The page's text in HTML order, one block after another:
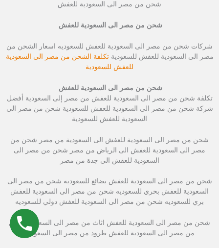
شحن من مصر الى السعودية للعفش
شحن من مصر الى السعودية للعفش
شركات شحن من مصر الى السعودية للعفش للسعوديه اسعار الشحن من
مصر الى السعودية للعفش للسعوديةتكلفة الشحن من مصر الى السعودية
للعفش للسعودية
شحن من مصر الى السعودية للعفش
تكلفة شحن من مصر الى السعودية للعفش من مصر إلى السعودية أفضل
شركة شحن من مصر الى السعودية للعفش للسعودية شحن من مصر الى
السعودية للعفش للسعودية
شحن من مصر الى السعودية للعفش الى السعودية من مصر شحن من
مصر الى السعودية للعفش الى الرياض من مصر شحن من مصر الى
السعودية للعفش الى جدة من مصر
شحن من مصر الى السعودية للعفش بضائع للسعوديه شحن من مصر الى
السعودية للعفش بحري للسعوديه شحن من مصر الى السعودية للعفش
بري للسعوديه شحن من مصر الى السعودية للعفش دولي للسعوديه
شحن من مصر الى السعودية للعفش اثاث من مصر الى السعودية شحن
من مصر الى السعودية للعفش طرود من مصر الى السعودية